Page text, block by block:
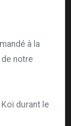
à la
notre
durant le